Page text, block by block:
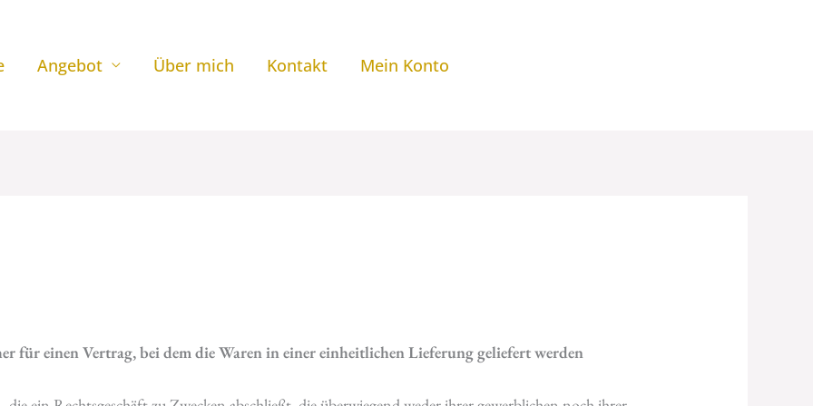
Angebot Über mich Kontakt Mein Konto
für einen Vertrag, bei dem die Waren in einer einheitlichen Lieferung geliefert werden